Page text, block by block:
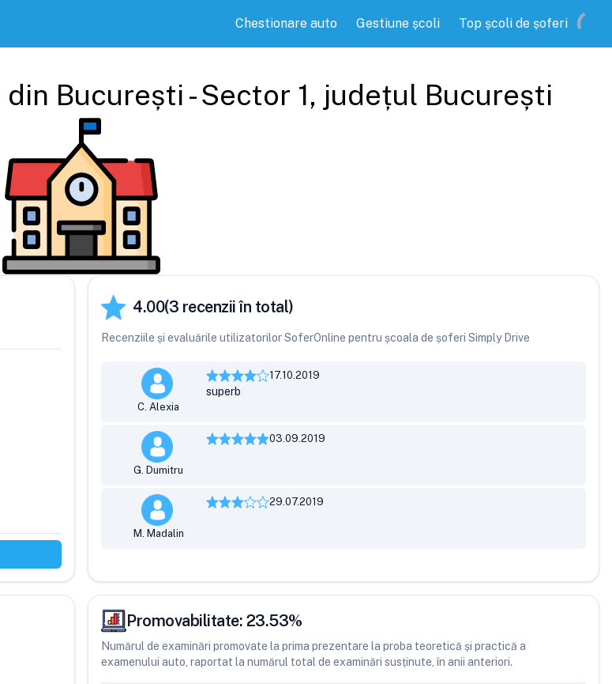
Chestionare auto Gestiune școli Top școli de șoferi
din București - Sector 1, județul București
4.00(3 recenzii în total)
Recenziile și evaluările utilizatorilor SoferOnline pentru școala de șoferi Simply Drive
C. Alexia
17.10.2019
superb
G. Dumitru
03.09.2019
M. Madalin
29.07.2019
Promovabilitate: 23.53%
Numărul de examinări promovate la prima prezentare la proba teoretică și practică a
examenului auto, raportat la numărul total de examinări susținute, în anii anteriori.